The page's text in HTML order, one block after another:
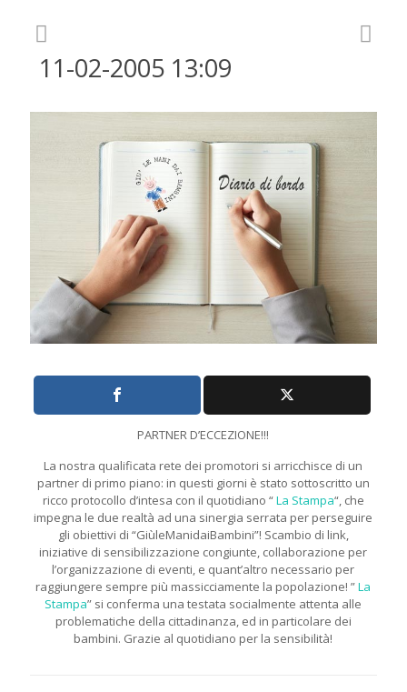
11-02-2005 13:09
PARTNER D’ECCEZIONE!!!
La nostra qualificata rete dei promotori si arricchisce di un
partner di primo piano: in questi giorni è stato sottoscritto un
ricco protocollo d’intesa con il quotidiano “La Stampa“, che
impegna le due realtà ad una sinergia serrata per perseguire
gli obiettivi di “GiùleManidaiBambini”! Scambio di link,
iniziative di sensibilizzazione congiunte, collaborazione per
l’organizzazione di eventi, e quant’altro necessario per
raggiungere sempre più massicciamente la popolazione! ”La
Stampa” si conferma una testata socialmente attenta alle
problematiche della cittadinanza, ed in particolare dei
bambini. Grazie al quotidiano per la sensibilità!